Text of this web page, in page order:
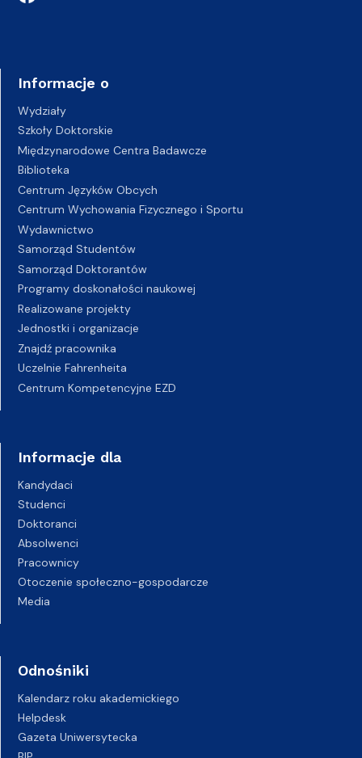
Informacje o
Wydziały
Szkoły Doktorskie
Międzynarodowe Centra Badawcze
Biblioteka
Centrum Języków Obcych
Centrum Wychowania Fizycznego i Sportu
Wydawnictwo
Samorząd Studentów
Samorząd Doktorantów
Programy doskonałości naukowej
Realizowane projekty
Jednostki i organizacje
Znajdź pracownika
Uczelnie Fahrenheita
Centrum Kompetencyjne EZD
Informacje dla
Kandydaci
Studenci
Doktoranci
Absolwenci
Pracownicy
Otoczenie społeczno-gospodarcze
Media
Odnośniki
Kalendarz roku akademickiego
Helpdesk
Gazeta Uniwersytecka